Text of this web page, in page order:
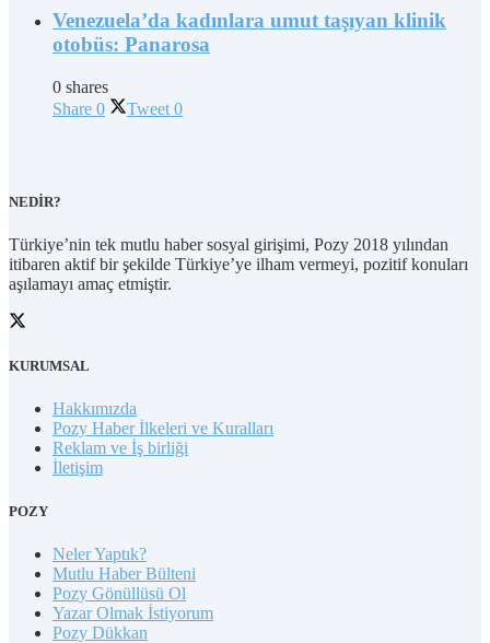
Venezuela’da kadınlara umut taşıyan klinik
otobüs: Panarosa
0 shares
Share 0 Tweet 0
NEDİR?
Türkiye’nin tek mutlu haber sosyal girişimi, Pozy 2018 yılından
itibaren aktif bir şekilde Türkiye’ye ilham vermeyi, pozitif konuları
aşılamayı amaç etmiştir.
KURUMSAL
Hakkımızda
Pozy Haber İlkeleri ve Kuralları
Reklam ve İş birliği
İletişim
POZY
Neler Yaptık?
Mutlu Haber Bülteni
Pozy Gönüllüsü Ol
Yazar Olmak İstiyorum
Pozy Dükkan